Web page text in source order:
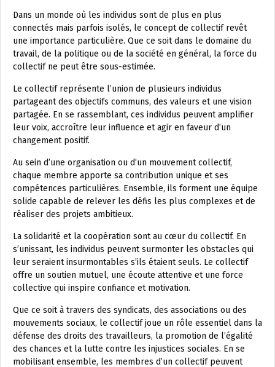
Dans un monde où les individus sont de plus en plus
connectés mais parfois isolés, le concept de collectif revêt
une importance particulière. Que ce soit dans le domaine du
travail, de la politique ou de la société en général, la force du
collectif ne peut être sous-estimée.
Le collectif représente l’union de plusieurs individus
partageant des objectifs communs, des valeurs et une vision
partagée. En se rassemblant, ces individus peuvent amplifier
leur voix, accroître leur influence et agir en faveur d’un
changement positif.
Au sein d’une organisation ou d’un mouvement collectif,
chaque membre apporte sa contribution unique et ses
compétences particulières. Ensemble, ils forment une équipe
solide capable de relever les défis les plus complexes et de
réaliser des projets ambitieux.
La solidarité et la coopération sont au cœur du collectif. En
s’unissant, les individus peuvent surmonter les obstacles qui
leur seraient insurmontables s’ils étaient seuls. Le collectif
offre un soutien mutuel, une écoute attentive et une force
collective qui inspire confiance et motivation.
Que ce soit à travers des syndicats, des associations ou des
mouvements sociaux, le collectif joue un rôle essentiel dans la
défense des droits des travailleurs, la promotion de l’égalité
des chances et la lutte contre les injustices sociales. En se
mobilisant ensemble, les membres d’un collectif peuvent